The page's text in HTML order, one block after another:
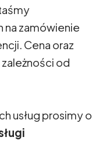
na zamówienie
Cena oraz
od
usług prosimy o